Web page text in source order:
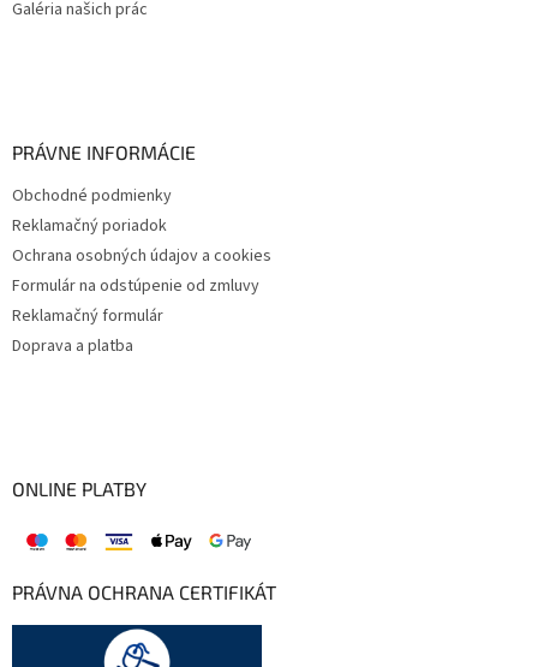
Galéria našich prác
PRÁVNE INFORMÁCIE
Obchodné podmienky
Reklamačný poriadok
Ochrana osobných údajov a cookies
Formulár na odstúpenie od zmluvy
Reklamačný formulár
Doprava a platba
ONLINE PLATBY
PRÁVNA OCHRANA CERTIFIKÁT